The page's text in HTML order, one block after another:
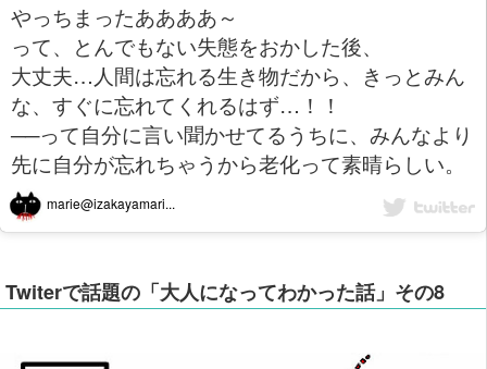
やっちまったああああ～
って、とんでもない失態をおかした後、
大丈夫…人間は忘れる生き物だから、きっとみん
な、すぐに忘れてくれるはず…！！
──って自分に言い聞かせてるうちに、みんなより
先に自分が忘れちゃうから老化って素晴らしい。
marie@izakayamari...
Twiterで話題の「大人になってわかった話」その8